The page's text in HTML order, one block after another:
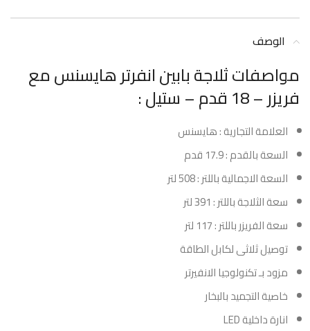
الوصف
مواصفات ثلاجة بابين انفرتر هايسنس مع
فريزر – 18 قدم – ستيل :
العلامة التجارية : هايسنس
السعة بالقدم : 17.9 قدم
السعة الاجمالية باللتر : 508 لتر
سعة الثلاجة باللتر : 391 لتر
سعة الفريزر باللتر : 117 لتر
توصيل ثلاثى لكابل الطاقة
مزود بـ تكنولوجيا الانفيرتر
خاصية التجميد بالبخار
انارة داخلية LED